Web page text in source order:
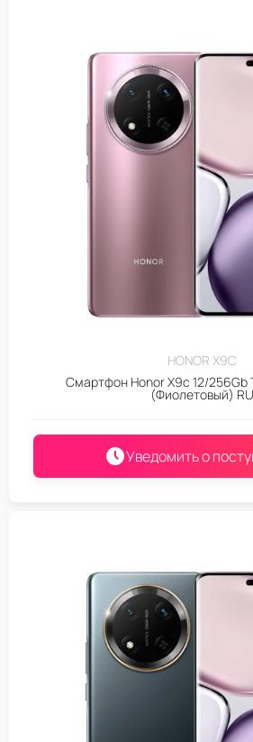
HONOR X9C
Смартфон Honor X9c 12/256Gb
(Фиолетовый) RU
Уведомить о